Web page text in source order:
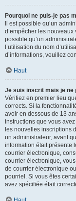
Pourquoi ne puis-je pas
Il est possible qu’un
d’empêcher les
possible qu’un
l’utilisation du nom
d’informations, veuillez
Haut
Je suis inscrit mais je ne
Vérifiez en premier lieu
corrects. Si la
avoir en dessous de 13
instructions que vous
les nouvelles inscriptions
un administrateur, avant
information était présente
courrier électronique,
courrier électronique,
de courrier électronique
pourriel. Si vous êtes
avez spécifiée était